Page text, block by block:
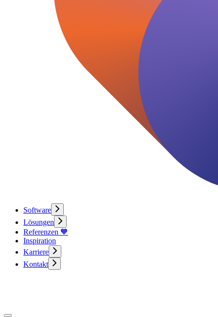
Software
Lösungen
Referenzen 🧡
Inspiration
Karriere
Kontakt